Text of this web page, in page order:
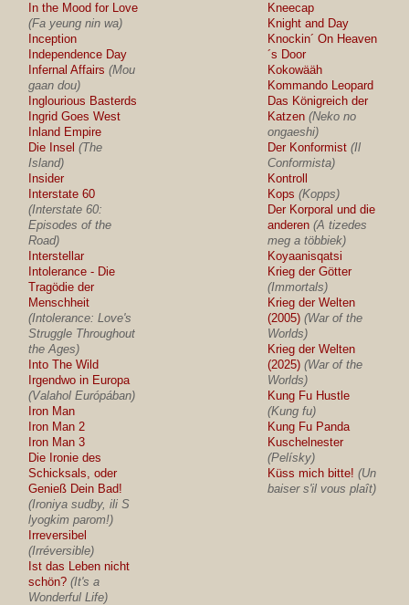
In the Mood for Love
(Fa yeung nin wa)
Inception
Independence Day
Infernal Affairs (Mou
gaan dou)
Inglourious Basterds
Ingrid Goes West
Inland Empire
Die Insel (The
Island)
Insider
Interstate 60
(Interstate 60:
Episodes of the
Road)
Interstellar
Intolerance - Die
Tragödie der
Menschheit
(Intolerance: Love's
Struggle Throughout
the Ages)
Into The Wild
Irgendwo in Europa
(Valahol Európában)
Iron Man
Iron Man 2
Iron Man 3
Die Ironie des
Schicksals, oder
Genieß Dein Bad!
(Ironiya sudby, ili S
lyogkim parom!)
Irreversibel
(Irréversible)
Ist das Leben nicht
schön? (It's a
Wonderful Life)
Kneecap
Knight and Day
Knockin´ On Heaven
´s Door
Kokowääh
Kommando Leopard
Das Königreich der
Katzen (Neko no
ongaeshi)
Der Konformist (Il
Conformista)
Kontroll
Kops (Kopps)
Der Korporal und die
anderen (A tizedes
meg a többiek)
Koyaanisqatsi
Krieg der Götter
(Immortals)
Krieg der Welten
(2005) (War of the
Worlds)
Krieg der Welten
(2025) (War of the
Worlds)
Kung Fu Hustle
(Kung fu)
Kung Fu Panda
Kuschelnester
(Pelísky)
Küss mich bitte! (Un
baiser s'il vous plaît)